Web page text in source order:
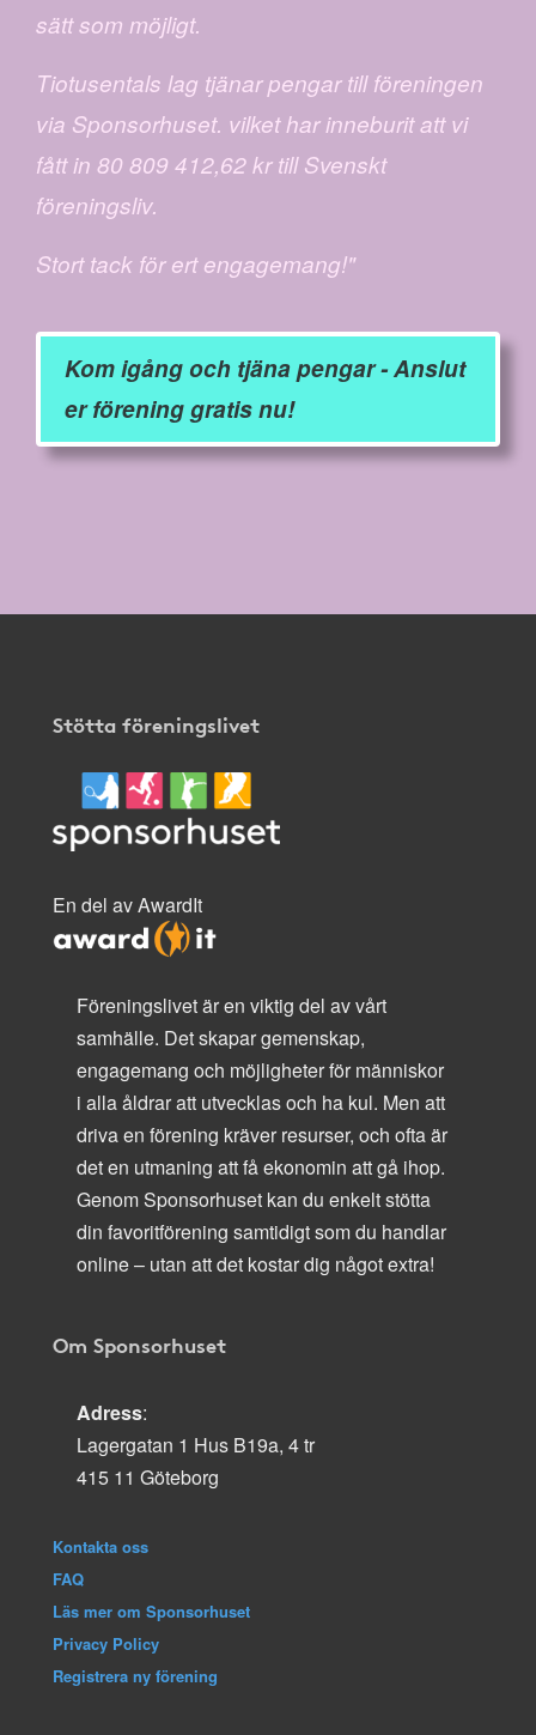
sätt som möjligt.
Tiotusentals lag tjänar pengar till föreningen
via Sponsorhuset. vilket har inneburit att vi
fått in 80 809 412,62 kr till Svenskt
föreningsliv.
Stort tack för ert engagemang!"
Kom igång och tjäna pengar - Anslut
er förening gratis nu!
Stötta föreningslivet
En del av AwardIt
Föreningslivet är en viktig del av vårt
samhälle. Det skapar gemenskap,
engagemang och möjligheter för människor
i alla åldrar att utvecklas och ha kul. Men att
driva en förening kräver resurser, och ofta är
det en utmaning att få ekonomin att gå ihop.
Genom Sponsorhuset kan du enkelt stötta
din favoritförening samtidigt som du handlar
online – utan att det kostar dig något extra!
Om Sponsorhuset
Adress:
Lagergatan 1 Hus B19a, 4 tr
415 11 Göteborg
Kontakta oss
FAQ
Läs mer om Sponsorhuset
Privacy Policy
Registrera ny förening